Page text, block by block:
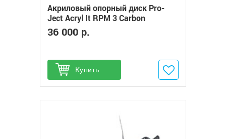
Акриловый опорный диск Pro-
Ject Acryl It RPM 3 Carbon
36 000 р.
Купить
Добавить в избранное